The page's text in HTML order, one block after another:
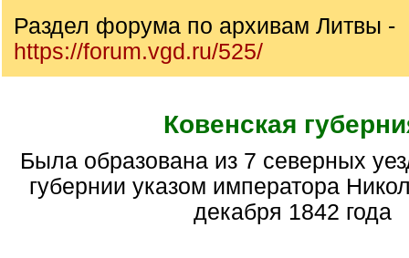
Раздел форума по архивам Литвы -
https://forum.vgd.ru/525/
Ковенская
Была образована из 7 северных уездов Виленской
губернии указом императора
декабря 1842 года